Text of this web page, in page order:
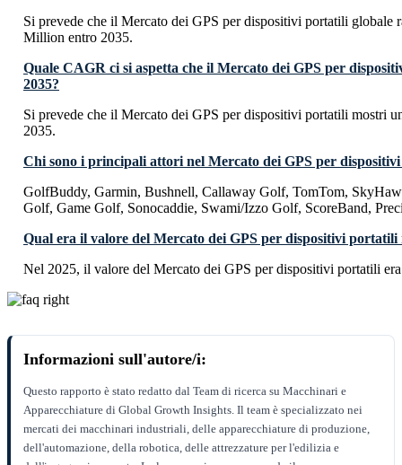
Si prevede che il Mercato dei GPS per dispositivi portatili globale
Million entro 2035.
Quale CAGR ci si aspetta che il Mercato dei GPS per
2035?
Si prevede che il Mercato dei GPS per dispositivi portatili mostri
2035.
Chi sono i principali attori nel Mercato dei GPS per
GolfBuddy, Garmin, Bushnell, Callaway Golf, TomTom,
Golf, Game Golf, Sonocaddie, Swami/Izzo Golf, ScoreBand,
Qual era il valore del Mercato dei GPS per dispositivi portatili
Nel 2025, il valore del Mercato dei GPS per dispositivi portatili
Informazioni sull'autore/i:
Questo rapporto è stato redatto dal Team di ricerca su Macchinari e
Apparecchiature di Global Growth Insights. Il team è specializzato nei
mercati dei macchinari industriali, delle apparecchiature di produzione,
dell'automazione, della robotica, delle attrezzature per l'edilizia e